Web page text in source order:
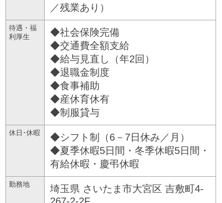
／残業あり）
待遇・福
利厚生
◆社会保険完備
◆交通費全額支給
◆給与見直し（年2回）
◆退職金制度
◆食事補助
◆産休育休有
◆制服貸与
休日･休暇
◆シフト制（6－7日休み／月）
◆夏季休暇5日間・冬季休暇5日間・
有給休暇・慶弔休暇
勤務地 埼玉県 さいたま市大宮区 吉敷町4-